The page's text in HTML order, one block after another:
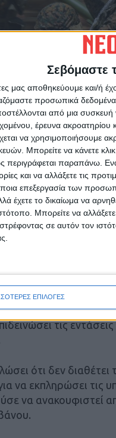
Σεβόμαστε
μας αποθηκεύουμε και/
προσωπικά
από μια συσκευή
έρευνα
να χρησιμοποιήσουμε
Μπορείτε να κάνετε κλικ
περιγράφεται παραπάνω.
και να αλλάξετε τις
επεξεργασία των
έχετε το δικαίωμα να
Μπορείτε να
σε αυτόν τον
ΕΠΙΛΟΓΕΣ
άσκησης(AP Photo/
της
λιβανέζοι
του Λιβάνου
με τον ρόλο
θα αντιμετωπίσουν
τις
ότι δεν
να εκπληρώσει τις
να ανακουφιστεί